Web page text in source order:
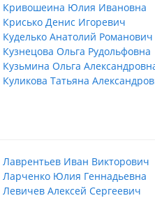
Кривошеина Юлия Ивановна
Крисько Денис Игоревич
Куделько Анатолий Романович
Кузнецова Ольга Рудольфовна
Кузьмина Ольга
Куликова Татьяна
Лаврентьев Иван Викторович
Ларченко Юлия Геннадьевна
Левичев Алексей Сергеевич